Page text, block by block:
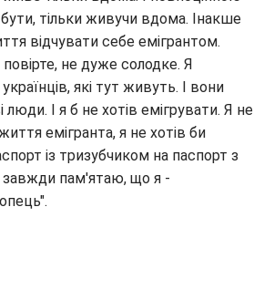
тільки живучи вдома. Інакше
відчувати себе емігрантом.
не дуже солодке. Я
які тут живуть. І вони
І я б не хотів емігрувати. Я не
емігранта, я не хотів би
із тризубчиком на паспорт з
завжди пам'ятаю, що я -